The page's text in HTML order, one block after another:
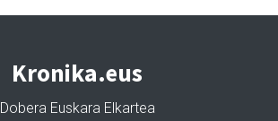
Kronika.eus
Dobera Euskara Elkartea